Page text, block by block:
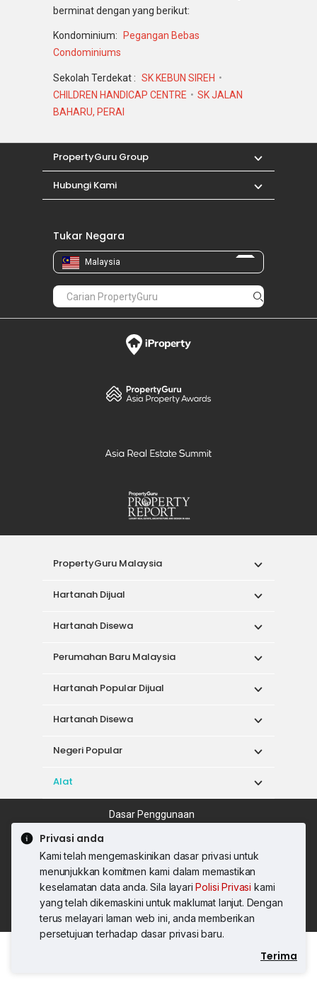
Privasi anda
Kami telah mengemaskinikan dasar privasi untuk
menunjukkan komitmen kami dalam memastikan
keselamatan data anda. Sila layariPolisi Privasi kami
yang telah dikemaskini untuk maklumat lanjut. Dengan
terus melayari laman web ini, anda memberikan
persetujuan terhadap dasar privasi baru.
Terima
berminat dengan yang berikut:
Kondominium:
Pegangan Bebas
Condominiums
Sekolah Terdekat : SK KEBUN SIREH
CHILDREN HANDICAP CENTRE
SK JALAN
BAHARU, PERAI
PropertyGuru Group
Hubungi Kami
Tukar Negara
Malaysia
PropertyGuru Malaysia
Hartanah Dijual
Hartanah Disewa
Perumahan Baru Malaysia
Hartanah Popular Dijual
Hartanah Disewa
Negeri Popular
Alat
Dasar Penggunaan
Syarat Perkhidmatan
© 2026 PropertyGuru International (Malaysia)
Sdn. Bhd.
201001036744 (920667-W) Semua hak
terpelihara